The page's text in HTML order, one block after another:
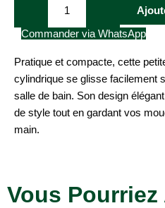
Commander via WhatsApp
Pratique et compacte, cette
cylindrique se glisse facilement
salle de bain. Son design
de style tout en gardant vos
main.
Vous